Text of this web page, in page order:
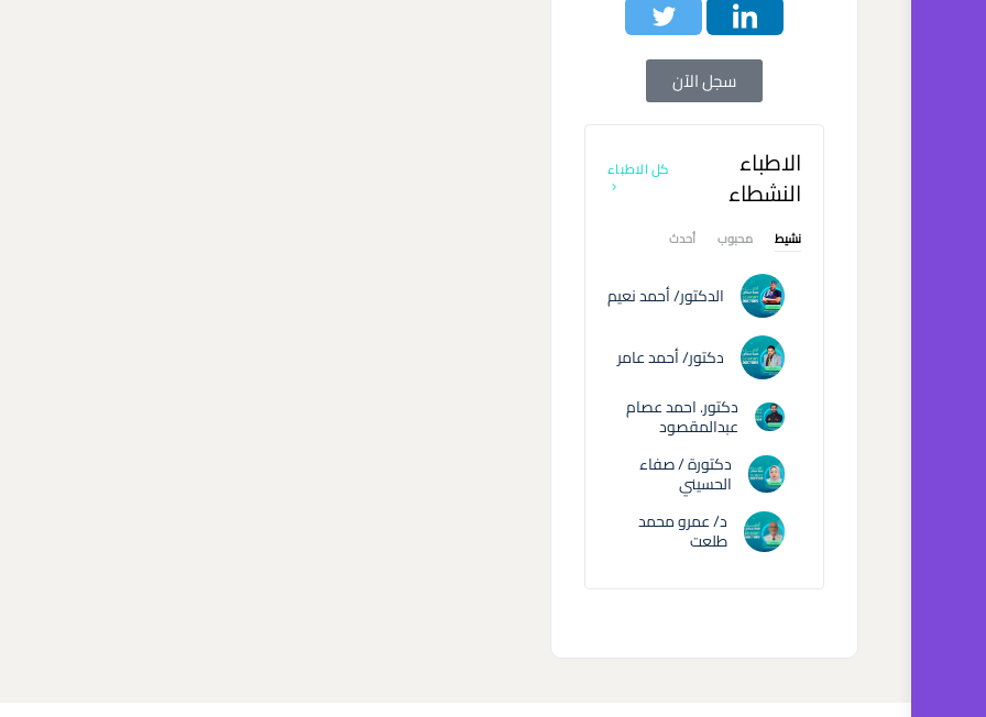
سجل الآن
الاطباء
النشطاء
كل الاطباء
نشيط محبوب أحدث
الدكتور/ أحمد نعيم
دكتور/ أحمد عامر
دكتور. احمد عصام
عبدالمقصود
دكتورة / صفاء
الحسيني
د/ عمرو محمد
طلعت